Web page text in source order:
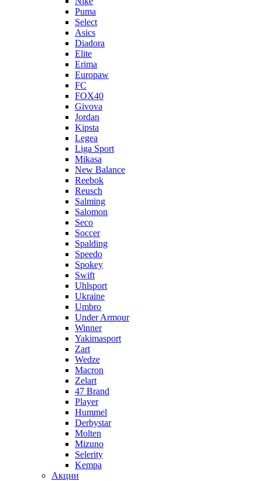
Puma
Select
Asics
Diadora
Elite
Erima
Europaw
FC
FOX40
Givova
Jordan
Kipsta
Legea
Liga Sport
Mikasa
New Balance
Reebok
Reusch
Salming
Salomon
Seco
Soccer
Spalding
Speedo
Spokey
Swift
Uhlsport
Ukraine
Umbro
Under Armour
Winner
Yakimasport
Zart
Wedze
Macron
Zelart
47 Brand
Player
Hummel
Derbystar
Molten
Mizuno
Selerity
Kempa
Акции